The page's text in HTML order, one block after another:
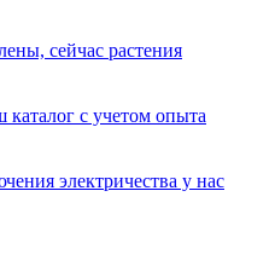
сейчас растения
с учетом опыта
электричества у нас